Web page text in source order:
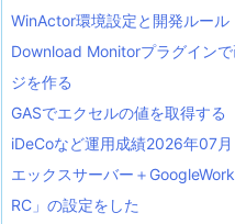
WinActor環境設定と開発ルール
Download Monitorプラグイン
ジを作る
GASでエクセルの値を取得する
iDeCoなど運用成績2026年07月
エックスサーバー＋
RC」の設定をした